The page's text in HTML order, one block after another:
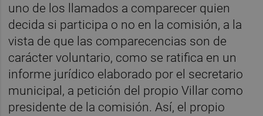
uno de los llamados a comparecer quien
decida si participa o no en la comisión, a la
vista de que las comparecencias son de
carácter voluntario, como se ratifica en un
informe jurídico elaborado por el secretario
municipal, a petición del propio Villar como
presidente de la comisión. Así, el propio